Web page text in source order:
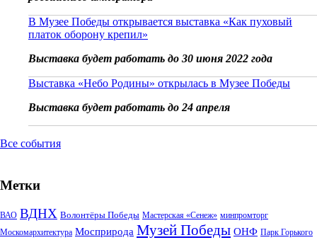
В Музее Победы открывается выставка «Как пуховый
платок оборону крепил»
Выставка будет работать до 30 июня 2022 года
Выставка «Небо Родины» открылась в Музее Победы
Выставка будет работать до 24 апреля
Все события
Метки
ВАО ВДНХ Волонтёры Победы Мастерская «Сенеж» минпромторг
Москомархитектура Мосприрода Музей Победы ОНФ Парк Горького